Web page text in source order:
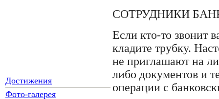
Достижения
Фото-галерея
СОТРУДНИКИ
Если кто-то звонит
кладите трубку.
не приглашают на
либо документов и
операции с